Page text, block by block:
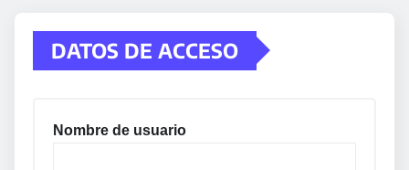
DATOS DE ACCESO
Nombre de usuario